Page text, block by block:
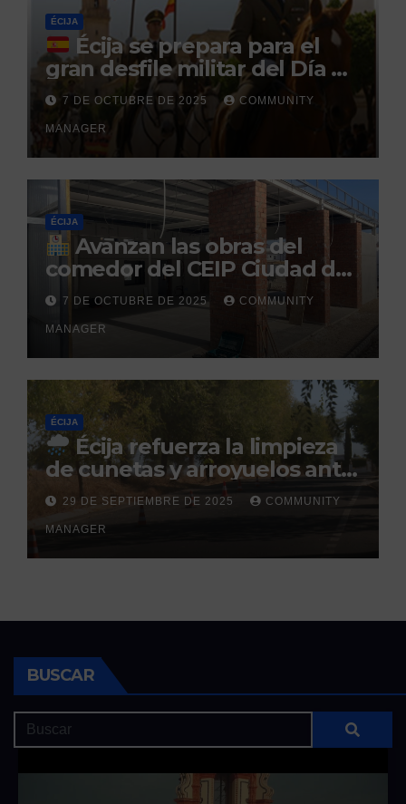
ÉCIJA
Écija se prepara para el
gran desfile militar del Día de
la Hispanidad organizado por
el Centro Militar de Cría
Caballar
7 DE OCTUBRE DE 2025 COMMUNITY
MANAGER
ÉCIJA
Avanzan las obras del
comedor del CEIP Ciudad del
Sol: su finalización está
prevista para finales de 2025
7 DE OCTUBRE DE 2025 COMMUNITY
MANAGER
ÉCIJA
Écija refuerza la limpieza
de cunetas y arroyuelos ante
la llegada de las lluvias
otoñales
29 DE SEPTIEMBRE DE 2025 COMMUNITY
MANAGER
BUSCAR